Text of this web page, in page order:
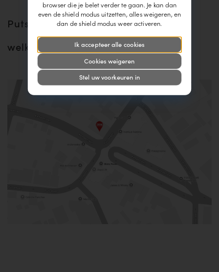
Putsebaan 50, 3140 Keerbergen
welkom@cogiva.be
browser die je belet verder te gaan. Je kan dan
even de shield modus uitzetten, alles weigeren, en
dan de shield modus weer activeren.
Ik accepteer alle cookies
Cookies weigeren
Stel uw voorkeuren in